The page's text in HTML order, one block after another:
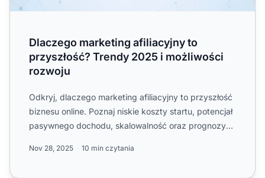
Dlaczego marketing afiliacyjny to
przyszłość? Trendy 2025 i możliwości
rozwoju
Odkryj, dlaczego marketing afiliacyjny to przyszłość
biznesu online. Poznaj niskie koszty startu, potencjał
pasywnego dochodu, skalowalność oraz prognozy
Nov 28, 2025 10 min czytania